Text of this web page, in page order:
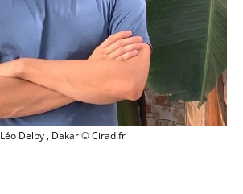
Léo Delpy , Dakar © Cirad.fr